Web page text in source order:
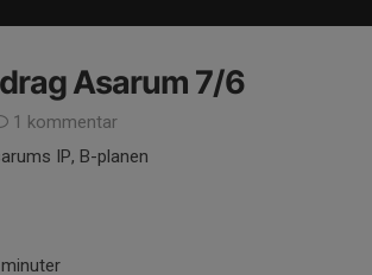
Asarum 7/6
1 kommentar
IP, B-planen